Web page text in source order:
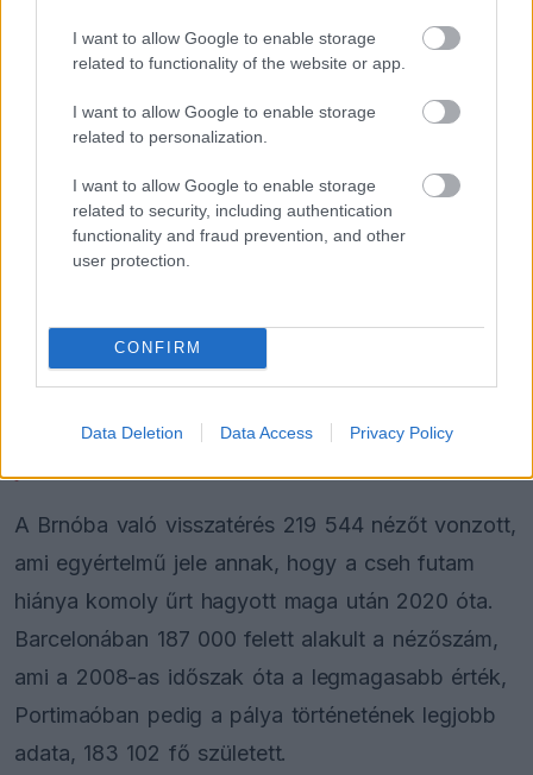
I want to allow Google to enable storage
related to functionality of the website or app.
I want to allow Google to enable storage
related to personalization.
I want to allow Google to enable storage
related to security, including authentication
functionality and fraud prevention, and other
user protection.
CONFIRM
Data Deletion Data Access Privacy Policy
adatnál. Mugello és Misano szintén megerősítette
stabil helyét a naptárban, ugyanis mindkét
„motoros versenyzés katedrálisa” először lépte át
a 200 ezres határt, összesen 200 104 nézővel. A
Sachsenring továbbra is Németország egyik
rajongó látogatott ki, ami tovább erősíti a helyszín
pozícióját.
A Brnóba való visszatérés 219 544 nézőt vonzott,
ami egyértelmű jele annak, hogy a cseh futam
hiánya komoly űrt hagyott maga után 2020 óta.
Barcelonában 187 000 felett alakult a nézőszám,
ami a 2008-as időszak óta a legmagasabb érték,
Portimaóban pedig a pálya történetének legjobb
adata, 183 102 fő született.